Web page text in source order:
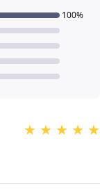
100%
★ ★ ★ ★ ★